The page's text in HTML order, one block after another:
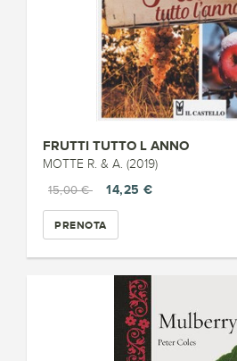
FRUTTI TUTTO L ANNO
MOTTE R. & A. (2019)
15,00 €
14,25 €
PRENOTA